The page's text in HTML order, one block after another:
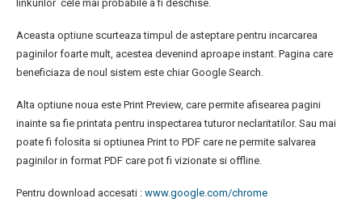
linkurilor cele mai probabile a fi deschise.
Aceasta optiune scurteaza timpul de asteptare pentru incarcarea
paginilor foarte mult, acestea devenind aproape instant. Pagina care
beneficiaza de noul sistem este chiar Google Search.
Alta optiune noua este Print Preview, care permite afisearea pagini
inainte sa fie printata pentru inspectarea tuturor neclaritatilor. Sau mai
poate fi folosita si optiunea Print to PDF care ne permite salvarea
paginilor in format PDF care pot fi vizionate si offline.
Pentru download accesati : www.google.com/chrome